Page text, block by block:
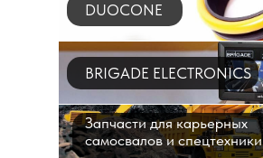
DUOCONE
BRIGADE ELECTRONICS
Запчасти для карьерных
самосвалов и спецтехники